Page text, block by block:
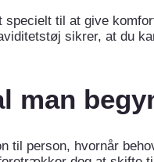
specielt til at give
sikrer, at du
man
til person, hvornår